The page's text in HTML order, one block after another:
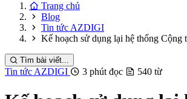
Trang chủ
Blog
Tin tức AZDIGI
Kế hoạch sử dụng lại hệ thống Cộng
Tìm bài viết...
Tin tức AZDIGI 3 phút đọc 540 từ